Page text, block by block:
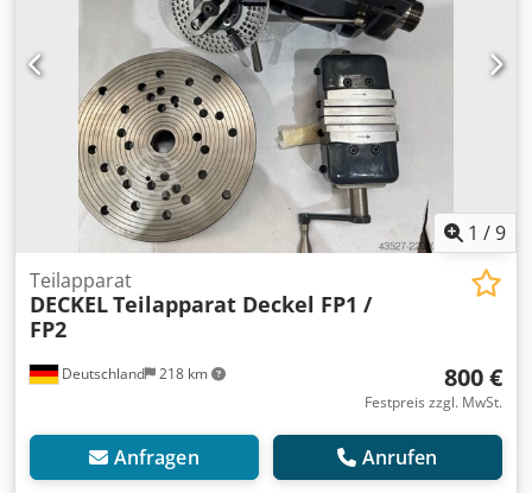
1 /9
Deutschland 218 km
Teilapparat
DECKELTeilapparat Deckel FP1 /
FP2
800 €
Festpreis zzgl. MwSt.
Anfragen Anrufen